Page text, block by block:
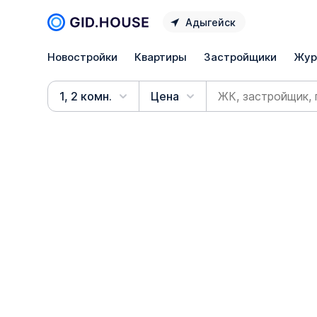
Адыгейск
Новостройки Квартиры Застройщики
1, 2 комн. Цена